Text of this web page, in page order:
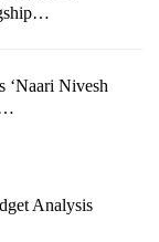
‘Naari Nivesh
Analysis